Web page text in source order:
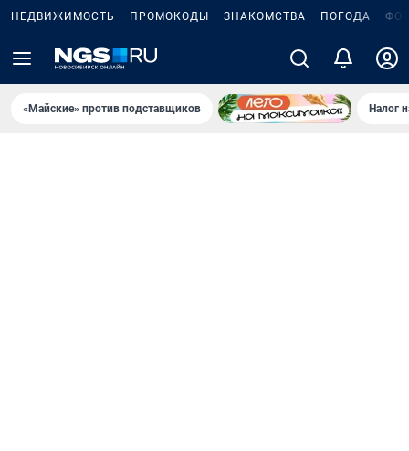
НЕДВИЖИМОСТЬ ПРОМОКОДЫ ЗНАКОМСТВА ПОГОДА
«Майские» против подставщиков Налог